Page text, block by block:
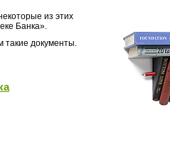
из этих
Банка».
такие документы.